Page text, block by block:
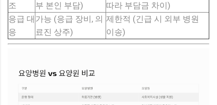
조
부 본인 부담)
따라 부담금 차이)
응급 대
응
가능 (응급 장비, 의
료진 상주)
제한적 (긴급 시 외부 병원
이송)